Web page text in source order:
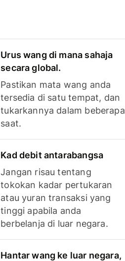
Urus wang di mana sahaja
secara global.
Pastikan mata wang anda
tersedia di satu tempat, dan
tukarkannya dalam beberapa
saat.
Kad debit antarabangsa
Jangan risau tentang
tokokan kadar pertukaran
atau yuran transaksi yang
tinggi apabila anda
berbelanja di luar negara.
Hantar wang ke luar negara,